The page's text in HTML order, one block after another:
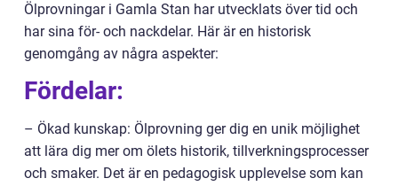
Ölprovningar i Gamla Stan har utvecklats över tid och
har sina för- och nackdelar. Här är en historisk
genomgång av några aspekter:
Fördelar:
– Ökad kunskap: Ölprovning ger dig en unik möjlighet
att lära dig mer om ölets historik, tillverkningsprocesser
och smaker. Det är en pedagogisk upplevelse som kan